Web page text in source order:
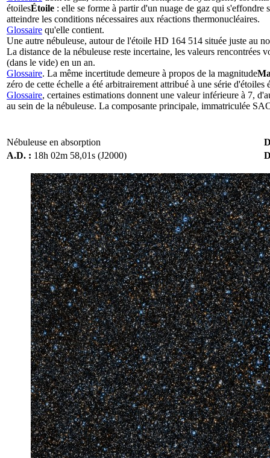
étoilesÉtoile : elle se forme à partir d'un nuage de gaz qui
atteindre les conditions nécessaires aux réactions thermonucléaires.
Glossaire qu'elle contient.
Une autre nébuleuse, autour de l'étoile HD 164 514 située juste au
La distance de la nébuleuse reste incertaine, les valeurs rencontrées
(dans le vide) en un an.
Glossaire. La même incertitude demeure à propos de la magnitude
zéro de cette échelle a été arbitrairement attribué à une série
Glossaire, certaines estimations donnent une valeur inférieure à 7,
au sein de la nébuleuse. La composante principale, immatriculée
Nébuleuse en absorption
A.D. : 18h 02m 58,01s (J2000)